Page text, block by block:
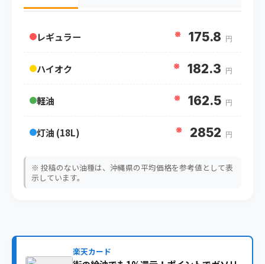
レギュラー ※ 175.8 円
ハイオク ※ 182.3 円
軽油 ※ 162.5 円
灯油 (18L) ※ 2852 円
※ 投稿のない油種は、沖縄県の平均価格を参考値として表
示しています。
楽天カード